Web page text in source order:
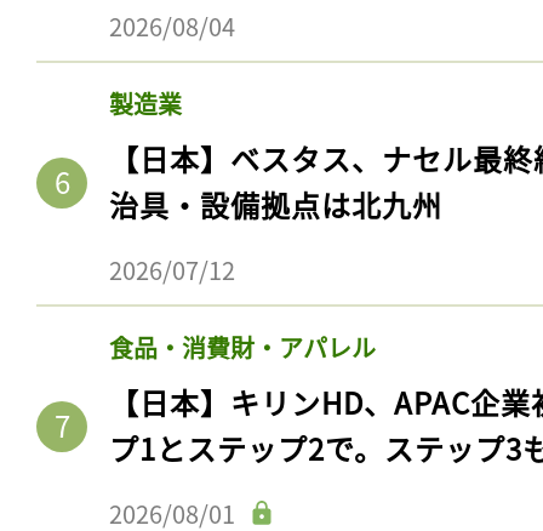
2026/08/04
製造業
【日本】ベスタス、ナセル最
治具・設備拠点は北九州
2026/07/12
食品・消費財・アパレル
【日本】キリンHD、APAC企
プ1とステップ2で。ステップ3
2026/08/01
記事をお気に入りに
ログインが必